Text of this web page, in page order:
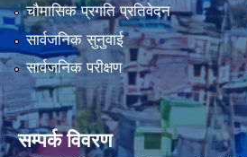
चौमासिक प्रगति प्रतिवेदन
सार्वजनिक सुनुवाई
सार्वजनिक परीक्षण
सम्पर्क विवरण